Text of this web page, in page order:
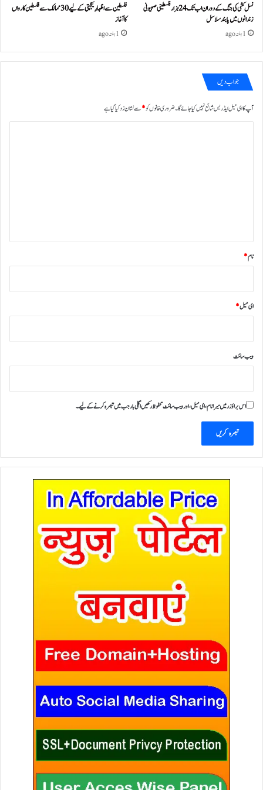
نسل کشی کی جنگ کے دوران اب تک 24ہزار فلسطینی صہیونی
زندانوں میں پابند سلاسل
1 ہفتہ ago
فلسطین سے اظہارِ یکجہتی کے لیے 30 ممالک سے فلسطین کارواں
کا آغاز
1 ہفتہ ago
جواب دیں
آپ کا ای میل ایڈریس شائع نہیں کیا جائے گا۔ضروری خانوں کو*سے نشان زد کیا گیا ہے
نام*
ای میل*
ویب‌ سائٹ
اس براؤزر میں میرا نام، ای میل، اور ویب سائٹ محفوظ رکھیں اگلی بار جب میں تبصرہ کرنے کےلیے۔